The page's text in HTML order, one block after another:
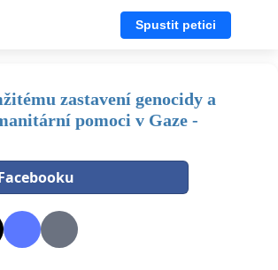
Spustit petici
zastavení genocidy a
pomoci v Gaze -